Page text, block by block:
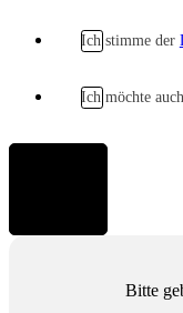
Ich stimme der
Ich möchte
Bitte